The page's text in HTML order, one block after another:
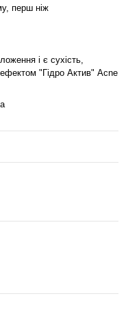
перш ніж
і є сухість,
"Гідро Актив" Acne